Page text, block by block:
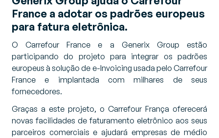
France a adotar os padrões europeus
para fatura eletrônica.
O Carrefour France e a Generix Group estão
participando do projeto para integrar os padrões
europeus à solução de e-Invoicing usada pelo Carrefour
France e implantada com milhares de seus
fornecedores.
Graças a este projeto, o Carrefour França oferecerá
novas facilidades de faturamento eletrônico aos seus
parceiros comerciais e ajudará empresas de médio